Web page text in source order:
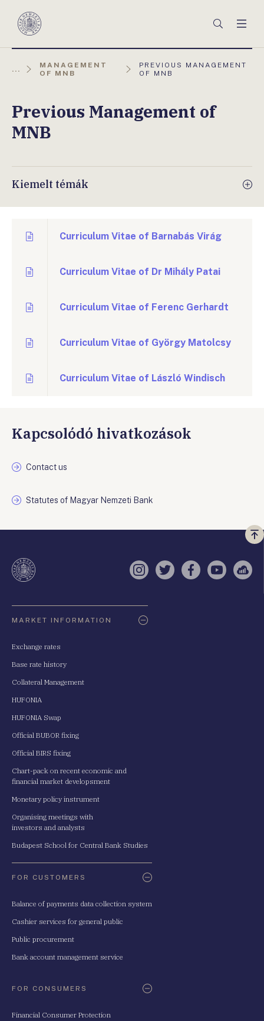
Magyar
Keresés
...
MANAGEMENT
OF MNB
AKTUÁLIS
OLDAL:
PREVIOUS MANAGEMENT
OF MNB
Previous Management of
MNB
Kiemelt témák
Curriculum Vitae of Barnabás Virág
Curriculum Vitae of Dr Mihály Patai
Curriculum Vitae of Ferenc Gerhardt
Curriculum Vitae of György Matolcsy
Curriculum Vitae of László Windisch
Kapcsolódó hivatkozások
Contact us
Statutes of Magyar Nemzeti Bank
a
Instagram
TwitterFacebook
YouTube
MARKET INFORMATION
Exchange rates
Base rate history
Collateral Management
HUFONIA
HUFONIA Swap
Official BUBOR fixing
Official BIRS fixing
Chart-pack on recent economic and
financial market developsment
Monetary policy instrument
Organising meetings with
investors and analysts
Budapest School for Central Bank Studies
FOR CUSTOMERS
Balance of payments data collection system
Cashier services for general public
Public procurement
Bank account management service
FOR CONSUMERS
Financial Consumer Protection